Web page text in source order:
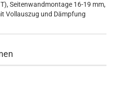
Seitenwandmontage 16-19 mm,
Vollauszug und Dämpfung